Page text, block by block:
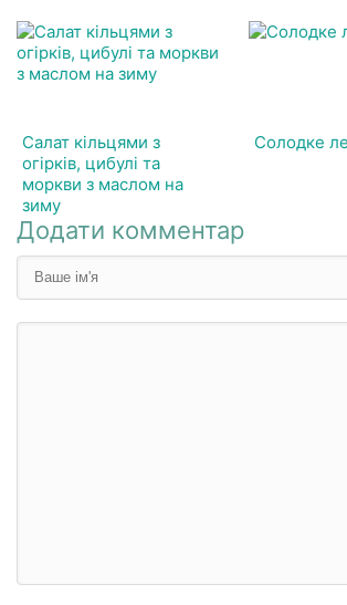
Салат кільцями з
огірків, цибулі та
моркви з маслом на
зиму
Солодке
Додати комментар